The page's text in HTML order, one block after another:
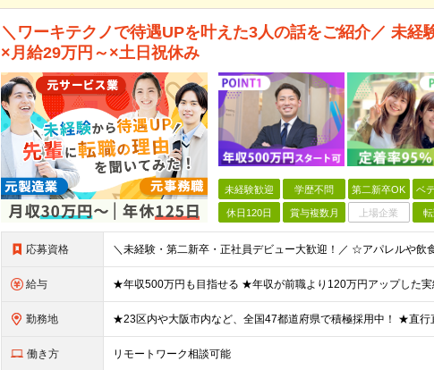
＼ワーキテクノで待遇UPを叶えた3人の話をご紹介／ 未経
×月給29万円～×土日祝休み
未経験歓迎 学歴不問 第二新卒OK ベ
休日120日 賞与複数月 上場企業
応募資格
給与
勤務地
働き方 リモートワーク相談可能